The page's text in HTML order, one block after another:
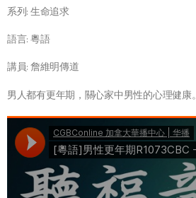
系列: 生命追求
語言: 粵語
講員: 詹維明傳道
男人都有更年期，關心家中男性的心理健康。